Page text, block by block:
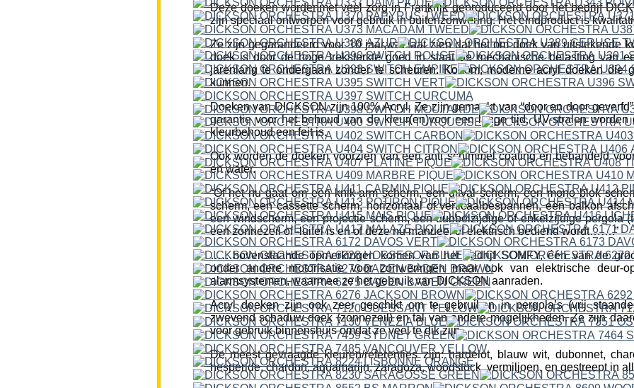
Deze doeken wordenmet veel zorg in Frankrijk geproduceerd door het bedrijf
zijn speciaal ontworpen voor gebruik in buitenzonwering. Het eindproduct is
Ze zijn gegarandeerd voor 10 jaar,wat laat zien dat het om doek van uitstekende
doek is door de hoge treksterkte goed in staat de mechanische belasting van
jarenlang te ondergaan zonder te scheuren. Kortom; moderne acryl doeken die
kunnen.
Doeken van DICKSON zijn 100% Acryl. Ze zijn gemaakt van “door en door
garantie voor het behoud van de kleur(en)voor een lange tijd. UV-stralen worden
kleurbehoud een feit is.
Ook worden de doeken voorzien van een anti schimmel coating en behandeld
en water.
“Of het nu gaat om een knik-arm scherm, een uitval scherm, een mono blok
scherm, een cassette scherm, horizontaal of verticaalbespannen, een balkon
een windscherm, een projectie scherm, een dubbelzijdige of enkelzijdige pergola
een zonnezeil of -luifel is en of deze nu manueel of elektrisch bediend wordt…….”
……bovenstaande opmerkingen komen van het bedrijf SOMFY, één van de
onder andere motorisatie voor zonweringen maar ook van elektrische deur-
alarmsystemen, waarmee ze het gebruik van DICKSON aanraden.
Acryl doeken zijn ook zeer geschikt om te gebruiken in pergola’s (vrij
zwevend schaduw doek (zonnezeil) en tal van andere mogelijkheden. Ze zijn
voor gebruik binnenshuis omdat ze veel te dik zijn.
De meest gevraagde kleuren/referenties zijn: hardelot, blauw wit, dubonnet,
hesperide, chardon, aquamarijn, zaragoza, woodstock, vermiljoen, en gestreept in